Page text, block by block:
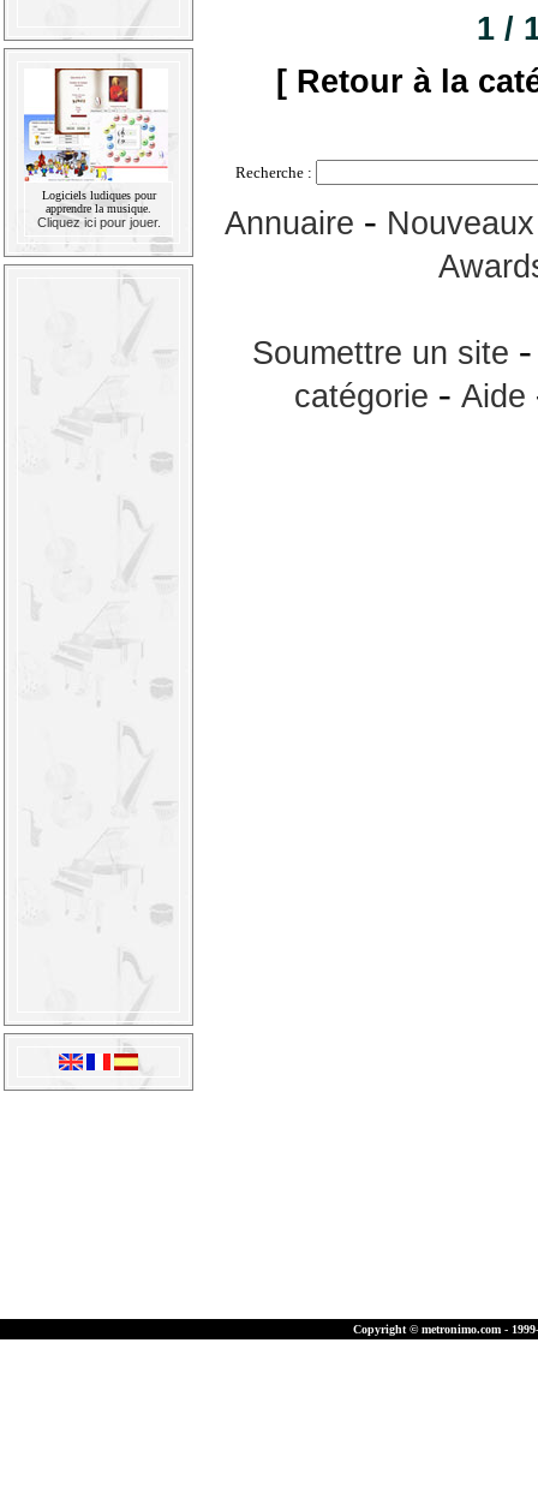
Logiciels ludiques pour
apprendre la musique.
Cliquez ici pour jouer.
1 /
[ Retour à la
Recherche :
Annuaire -
Soumettre un site
catégorie - Aide
Copyright © metronimo.com -